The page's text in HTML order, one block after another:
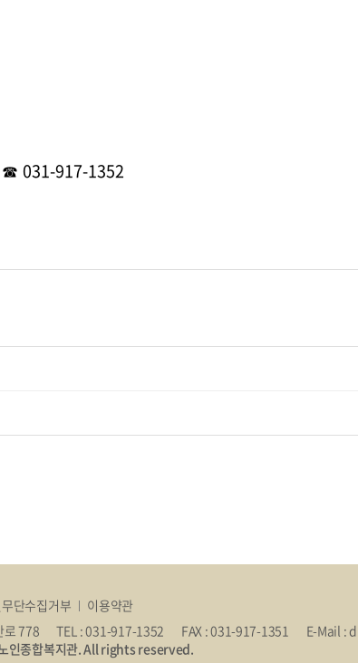
☎ 031-917-1352
단수집거부
이용약관
로 778
TEL : 031-917-1352 FAX : 031-917-1351
E-Mail :
인종합복지관. All rights reserved.